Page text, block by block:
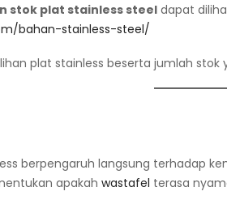
stok plat stainless steeldapat
bahan-stainless-steel/
plat stainless beserta jumlah stok
berpengaruh langsung terhadap
apakah wastafel terasa